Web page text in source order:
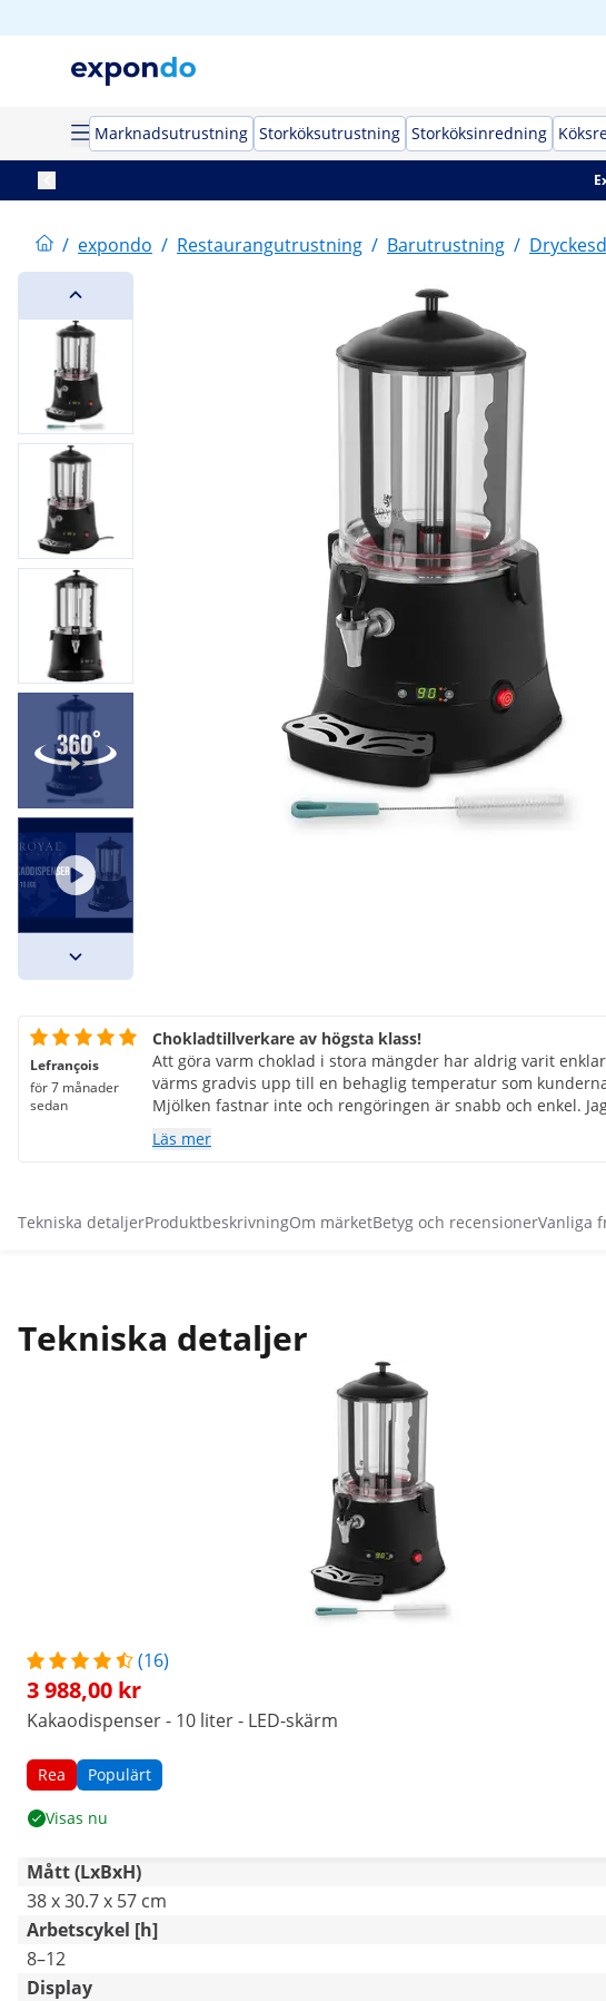
Marknadsutrustning Storköksutrustning Storköksinredning
/ expondo / Restaurangutrustning / Barutrustning /
Lefrançois
för 7 månader
sedan
Chokladtillverkare av högsta klass!
Att göra varm choklad i stora mängder har aldrig varit
värms gradvis upp till en behaglig temperatur som
Mjölken fastnar inte och rengöringen är snabb och enkel.
Läs mer
Tekniska detaljerProduktbeskrivningOm märketBetyg och recensionerVanliga
Tekniska detaljer
(16)
3 988,00 kr
Kakaodispenser - 10 liter - LED-skärm
Rea Populärt
Visas nu
Mått (LxBxH)
38 x 30.7 x 57 cm
Arbetscykel [h]
8–12
Display